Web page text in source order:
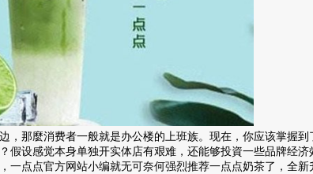
麼消费者一般就是办公楼的上班族。现在，你应该掌握到
假设感觉本身单独开实体店有艰难，还能够投資一些品牌经济
一点点官方网站小编就无可奈何强烈推荐一点点奶茶了，全新